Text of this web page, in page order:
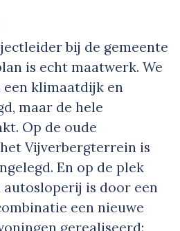
bij de gemeente
is echt maatwerk. We
klimaatdijk en
maar de hele
Op de oude
Vijverbergterrein is
En op de plek
is door een
een nieuwe
gerealiseerd: